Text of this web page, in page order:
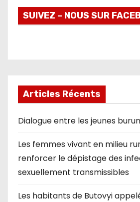
SUIVEZ – NOUS SUR
Articles Récents
Dialogue entre les jeunes
Les femmes vivant en milieu
renforcer le dépistage des
sexuellement transmissibles
Les habitants de Butovyi